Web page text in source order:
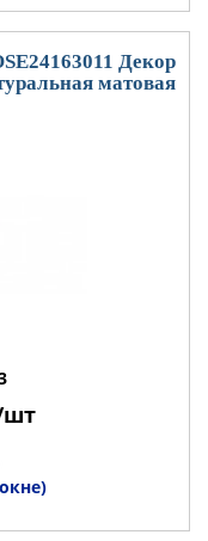
Декор
матовая
шт